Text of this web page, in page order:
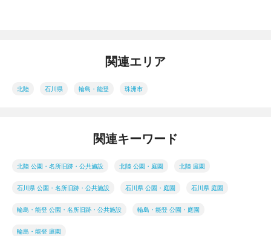
関連エリア
北陸 石川県 輪島・能登 珠洲市
関連キーワード
北陸 公園・名所旧跡・公共施設 北陸 公園・庭園 北陸 庭園
石川県 公園・名所旧跡・公共施設 石川県 公園・庭園 石川県 庭園
輪島・能登 公園・名所旧跡・公共施設 輪島・能登 公園・庭園
輪島・能登 庭園